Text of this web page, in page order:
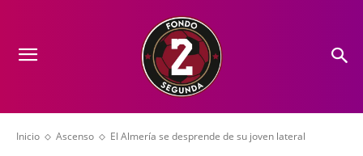
Inicio Ascenso El Almería se desprende de su joven lateral